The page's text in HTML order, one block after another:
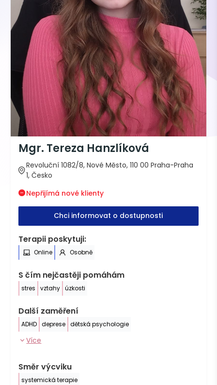
Mgr. Tereza Hanzlíková
Revoluční 1082/8, Nové Město, 110 00 Praha-Praha
1, Česko
Nepřijímá nové klienty
Chci informovat o dostupnosti
Terapii poskytuji:
Online Osobně
S čím nejčastěji pomáhám
stres vztahy úzkosti
Další zaměření
ADHD deprese dětská psychologie
Více
Směr výcviku
systemická terapie